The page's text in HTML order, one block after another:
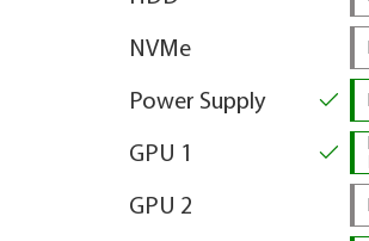
NVMe
Power Supply
GPU 1
GPU 2